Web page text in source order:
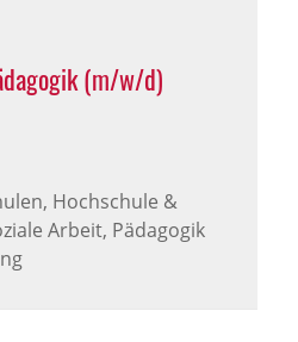
(m/w/d)
Hochschule &
Arbeit, Pädagogik